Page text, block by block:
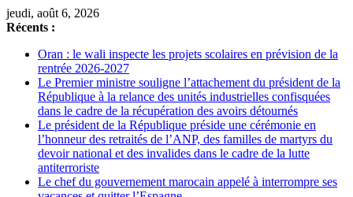
Passer
au
jeudi, août 6, 2026
Récents :
Oran : le wali inspecte les projets scolaires en prévision de la
rentrée 2026-2027
Le Premier ministre souligne l’attachement du président de la
République à la relance des unités industrielles confisquées
dans le cadre de la récupération des avoirs détournés
Le président de la République préside une cérémonie en
l’honneur des retraités de l’ANP, des familles de martyrs du
devoir national et des invalides dans le cadre de la lutte
antiterroriste
Le chef du gouvernement marocain appelé à interrompre ses